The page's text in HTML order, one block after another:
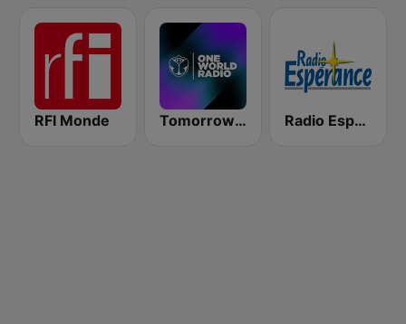
RFI Monde Tomorrowland One World Radio UK Radio Espérance